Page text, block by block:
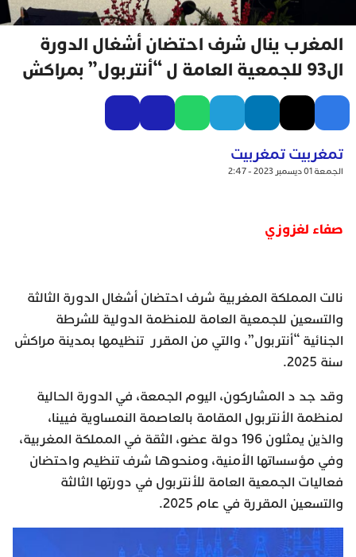
المغرب ينال شرف احتضان أشغال الدورة
ال93 للجمعية العامة ل “أنتربول” بمراكش
تمغربيت تمغربيت
الجمعة 01 ديسمبر 2023 - 2:47
صفاء لغزوزي
نالت المملكة المغربية شرف احتضان أشغال الدورة الثالثة
والتسعين للجمعية العامة للمنظمة الدولية للشرطة
الجنائية “أنتربول”، والتي من المقرر تنظيمها بمدينة مراكش
سنة 2025.
وقد جد د المشاركون، اليوم الجمعة، في الدورة الحالية
لمنظمة الأنتربول المقامة بالعاصمة النمساوية فيينا،
والذين يمثلون 196 دولة عضو، الثقة في المملكة المغربية،
وفي مؤسساتها الأمنية، ومنحوها شرف تنظيم واحتضان
فعاليات الجمعية العامة للأنتربول في دورتها الثالثة
والتسعين المقررة في عام 2025.